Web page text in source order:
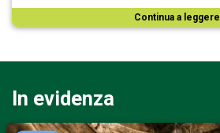
Continua a leggere
In evidenza